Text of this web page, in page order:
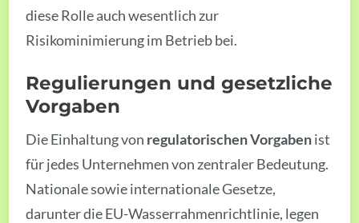
diese Rolle auch wesentlich zur
Risikominimierung im Betrieb bei.
Regulierungen und gesetzliche
Vorgaben
Die Einhaltung von regulatorischen Vorgabenist
für jedes Unternehmen von zentraler Bedeutung.
Nationale sowie internationale Gesetze,
darunter die EU-Wasserrahmenrichtlinie, legen